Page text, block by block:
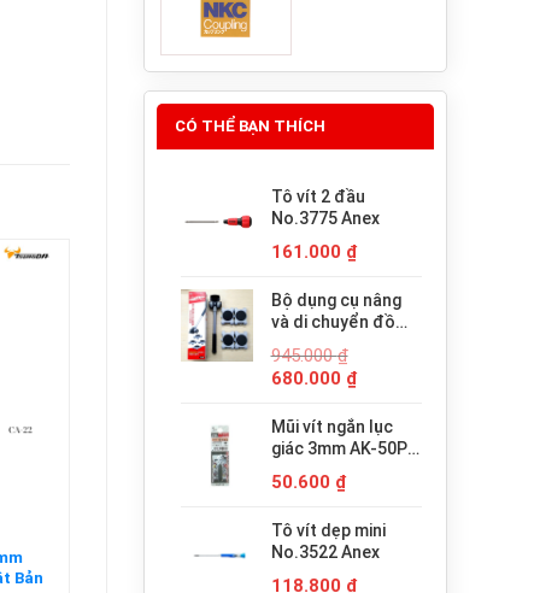
CÓ THỂ BẠN THÍCH
Tô vít 2 đầu
No.3775 Anex
161.000 ₫
Bộ dụng cụ nâng
và di chuyển đồ
minh PICUS LP-
200N
945.000₫
Giá
là:
945.000 ₫.
680.000 ₫Giá
tại
là:
Mũi vít ngắn lục
giác 3mm AK-50P-
50.600 ₫
Tô vít dẹp mini
No.3522 Anex
118.800 ₫
Bản